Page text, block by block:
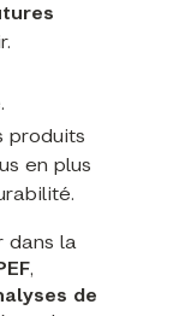
produits
en plus
dans la
,
de